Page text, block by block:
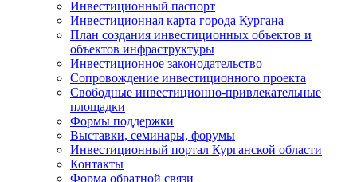
Инвестиционный паспорт
Инвестиционная карта города Кургана
План создания инвестиционных объектов и
объектов инфраструктуры
Инвестиционное законодательство
Сопровождение инвестиционного проекта
Свободные инвестиционно-привлекательные
площадки
Формы поддержки
Выставки, семинары, форумы
Инвестиционный портал Курганской области
Контакты
Форма обратной связи